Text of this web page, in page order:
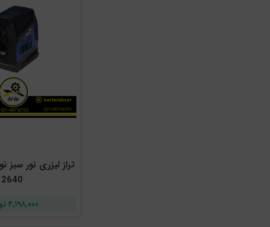
2640
۴,۱۹۸,۰۰۰ تومان